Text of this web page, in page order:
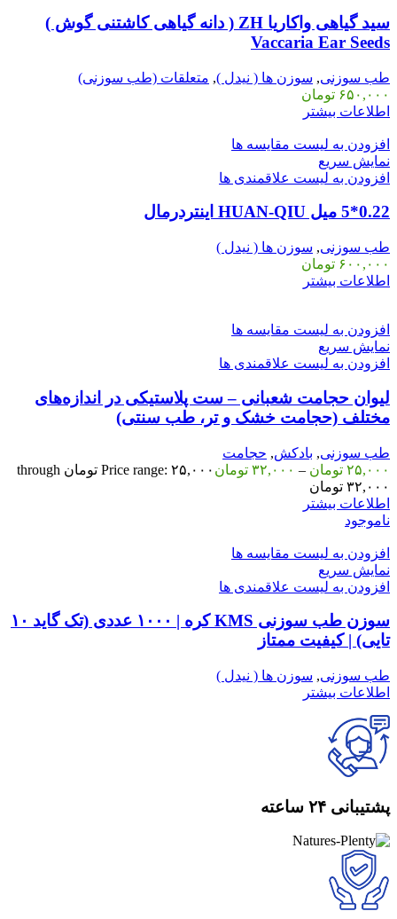
سید گیاهی واکاریا ZH ( دانه گیاهی کاشتنی گوش )
Vaccaria Ear Seeds
طب سوزنی, سوزن ها ( نیدل ), متعلقات (طب سوزنی)
۶۵۰,۰۰۰ تومان
اطلاعات بیشتر
افزودن به لیست مقایسه ها
نمایش سریع
افزودن به لیست علاقمندی ها
0.22*5 میل HUAN-QIU اینتردرمال
طب سوزنی, سوزن ها ( نیدل )
۶۰۰,۰۰۰ تومان
اطلاعات بیشتر
افزودن به لیست مقایسه ها
نمایش سریع
افزودن به لیست علاقمندی ها
لیوان حجامت شعبانی – ست پلاستیکی در اندازه‌های
مختلف (حجامت خشک و تر، طب سنتی)
طب سوزنی, بادکش, حجامت
۲۵,۰۰۰ تومان – ۳۲,۰۰۰ تومان
Price range: ۲۵,۰۰۰ تومان through
۳۲,۰۰۰ تومان
اطلاعات بیشتر
ناموجود
افزودن به لیست مقایسه ها
نمایش سریع
افزودن به لیست علاقمندی ها
سوزن طب سوزنی KMS کره | ۱۰۰۰ عددی (تک گاید ۱۰
تایی) | کیفیت ممتاز
طب سوزنی, سوزن ها ( نیدل )
اطلاعات بیشتر
پشتیبانی ۲۴ ساعته